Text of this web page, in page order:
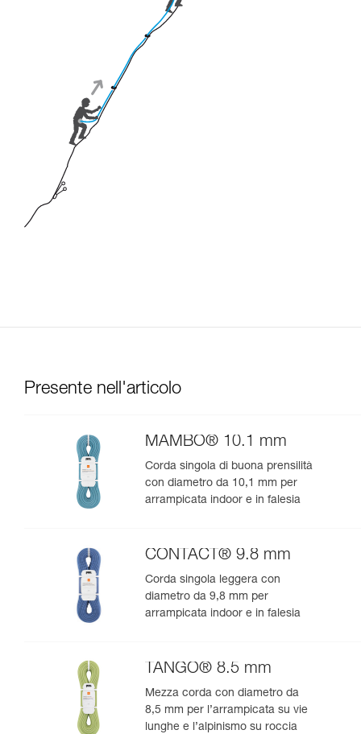
Presente nell'articolo
MAMBO® 10.1 mm
Corda singola di buona prensilità
con diametro da 10,1 mm per
arrampicata indoor e in falesia
CONTACT® 9.8 mm
Corda singola leggera con
diametro da 9,8 mm per
arrampicata indoor e in falesia
TANGO® 8.5 mm
Mezza corda con diametro da
8,5 mm per l’arrampicata su vie
lunghe e l’alpinismo su roccia